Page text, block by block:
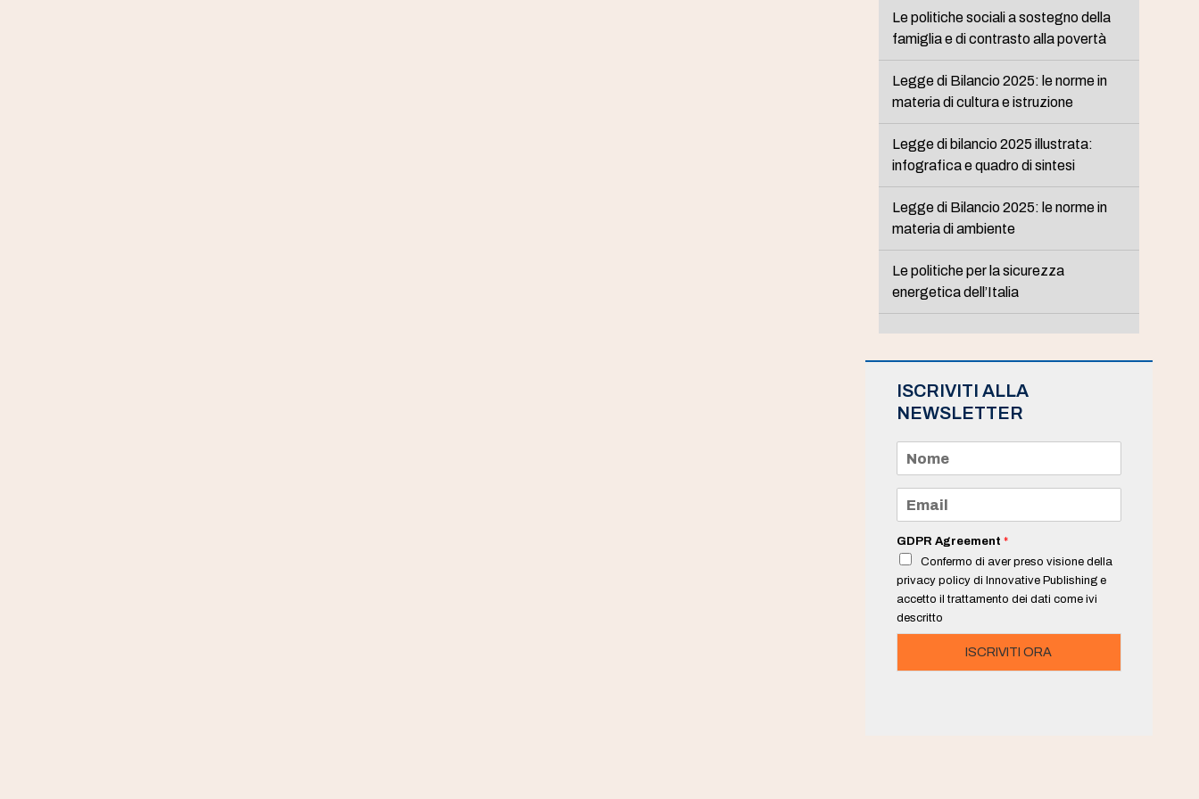
Le politiche sociali a sostegno della
famiglia e di contrasto alla povertà
Legge di Bilancio 2025: le norme in
materia di cultura e istruzione
Legge di bilancio 2025 illustrata:
infografica e quadro di sintesi
Legge di Bilancio 2025: le norme in
materia di ambiente
Le politiche per la sicurezza
energetica dell’Italia
ISCRIVITI ALLA
NEWSLETTER
m
e
a
i
*
GDPR Agreement *
Confermo di aver preso visione della
privacy policy di Innovative Publishing e
accetto il trattamento dei dati come ivi
descritto
ISCRIVITI ORA